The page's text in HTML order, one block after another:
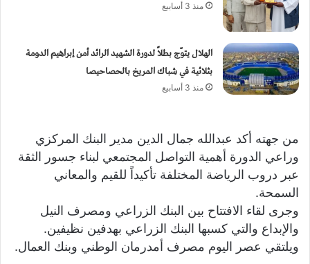
منذ 3 أسابيع
الهلال يتوّج بطلاً لدورة الشهيد الرائد أمن إبراهيم الدومة
بثلاثية في شباك المريخ بالحصاحيصا
منذ 3 أسابيع
من جهته أكد عبدالله جمال الدين مدير البنك المركزي
وراعي الدورة أهمية التواصل المجتمعي لبناء جسور الثقة
عبر دروب الرياضة المختلفة تأكيداً للقيم والمعاني
السمحة.
وجرى لقاء الافتتاح بين البنك الزراعي ومصرف النيل
والإبداع والتي كسبها البنك الزراعي بهدفين نظيفين.
ويلتقي عصر اليوم مصرف أمدرمان الوطني وبنك العمال.